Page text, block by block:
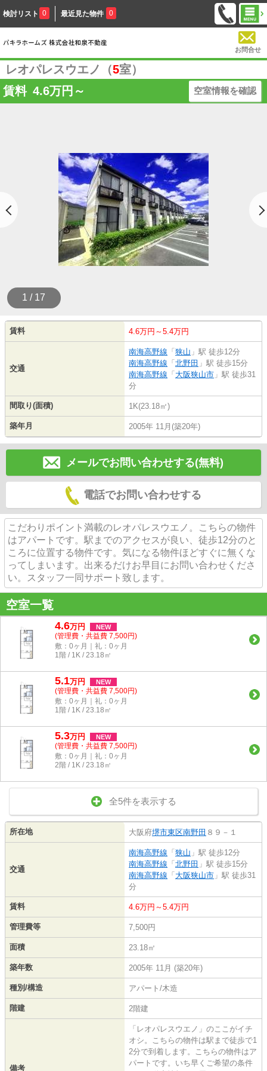
検討リスト 0 最近見た物件 0
お問合せ
レオパレスウエノ（5室）
賃料 4.6万円～ 空室情報を確認
1 / 17
賃料 4.6万円～5.4万円
交通
南海高野線 「 狭山 」駅 徒歩12分
南海高野線 「 北野田 」駅 徒歩15分
南海高野線 「 大阪狭山市 」駅 徒歩31
分
間取り(面積) 1K(23.18㎡)
築年月 2005年 11月(築20年)
メールでお問い合わせする(無料)
電話でお問い合わせする
こだわりポイント満載のレオパレスウエノ。こちらの物件
はアパートです。駅までのアクセスが良い、徒歩12分のと
ころに位置する物件です。気になる物件ほどすぐに無くな
ってしまいます。出来るだけお早目にお問い合わせくださ
い。スタッフ一同サポート致します。
空室一覧
4.6万円 NEW
(管理費・共益費 7,500円)
敷：0ヶ月｜礼：0ヶ月
1階 / 1K / 23.18㎡
5.1万円 NEW
(管理費・共益費 7,500円)
敷：0ヶ月｜礼：0ヶ月
1階 / 1K / 23.18㎡
5.3万円 NEW
(管理費・共益費 7,500円)
敷：0ヶ月｜礼：0ヶ月
2階 / 1K / 23.18㎡
全5件を表示する
所在地 大阪府堺市東区南野田 ８９－１
交通
南海高野線 「 狭山 」駅 徒歩12分
南海高野線 「 北野田 」駅 徒歩15分
南海高野線 「 大阪狭山市 」駅 徒歩31
分
賃料 4.6万円～5.4万円
管理費等 7,500円
面積 23.18㎡
築年数 2005年 11月 (築20年)
種別/構造 アパート/木造
階建 2階建
備考
「レオパレスウエノ」のここがイチ
オシ。こちらの物件は駅まで徒歩で1
2分で到着します。こちらの物件はア
パートです。いち早くご希望の条件